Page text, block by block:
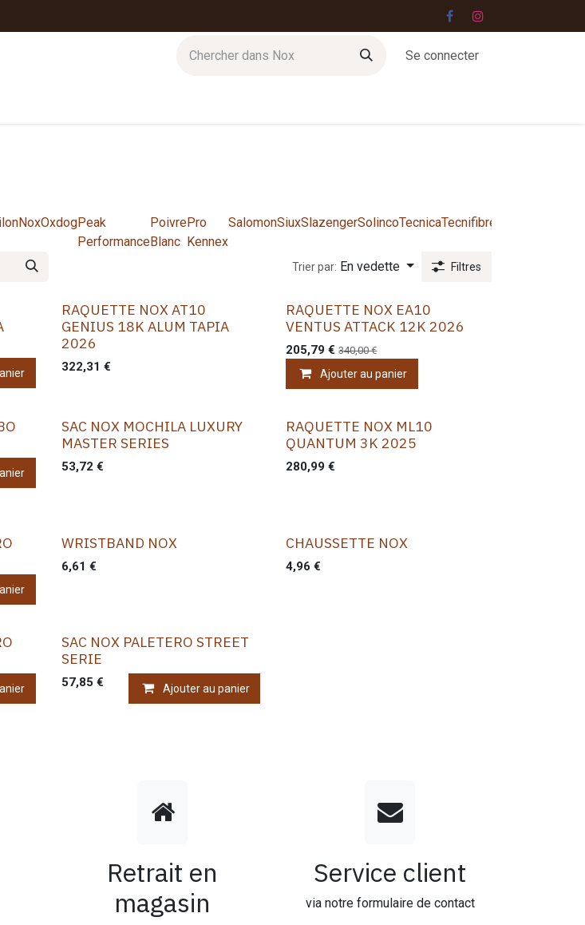
Se connecter
NoxOxdogPeak
Performance
Poivre
Blanc
Pro
Kennex
SalomonSiuxSlazengerSolincoTecnicaTecnifibre
Trier par: En vedette Filtres
RAQUETTE NOX AT10
GENIUS 18K ALUM TAPIA
2026
322,31 €
RAQUETTE NOX EA10
VENTUS ATTACK 12K 2026
205,79 € 340,00€
Ajouter au panier
SAC NOX MOCHILA LUXURY
MASTER SERIES
53,72 €
RAQUETTE NOX ML10
QUANTUM 3K 2025
280,99 €
WRISTBAND NOX
6,61 €
CHAUSSETTE NOX
4,96 €
SAC NOX PALETERO STREET
SERIE
57,85 € Ajouter au panier
Retrait en
magasin
Service client
via notre formulaire de contact